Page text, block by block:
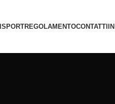
SPORTREGOLAMENTOCONTATTI